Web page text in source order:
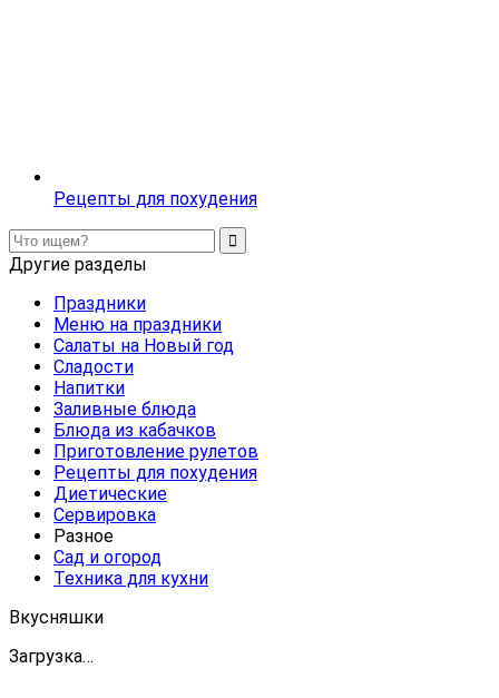
Рецепты для похудения
Другие разделы
Праздники
Меню на праздники
Салаты на Новый год
Сладости
Напитки
Заливные блюда
Блюда из кабачков
Приготовление рулетов
Рецепты для похудения
Диетические
Сервировка
Разное
Сад и огород
Техника для кухни
Вкусняшки
Загрузка…